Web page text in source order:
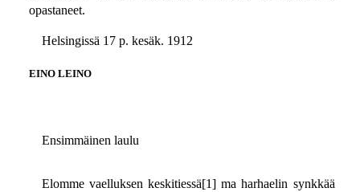
opastaneet.
Helsingissä 17 p. kesäk. 1912
EINO LEINO
Ensimmäinen laulu
Elomme vaelluksen keskitiessä[1] ma harhaelin synkkää